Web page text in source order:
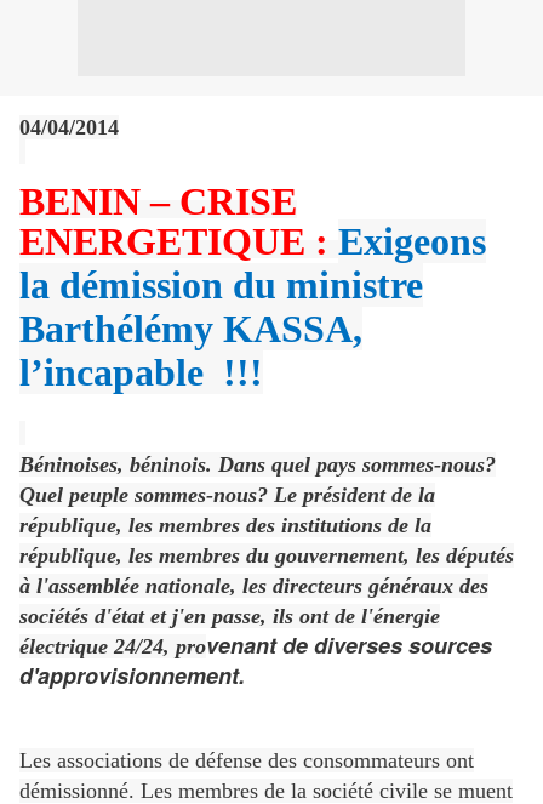
04/04/2014
BENIN – CRISE
ENERGETIQUE : Exigeons
la démission du ministre
Barthélémy KASSA,
l’incapable !!!
Béninoises, béninois. Dans quel pays sommes-nous?
Quel peuple sommes-nous? Le président de la
république, les membres des institutions de la
république, les membres du gouvernement, les députés
à l'assemblée nationale, les directeurs généraux des
sociétés d'état et j'en passe, ils ont de l'énergie
électrique 24/24, provenant de diverses sources
d'approvisionnement.
Les associations de défense des consommateurs ont
démissionné. Les membres de la société civile se muent